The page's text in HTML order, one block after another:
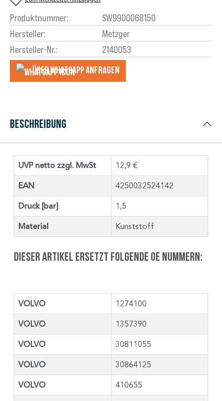
Produktnummer:
SW9900068150
Hersteller:
Metzger
Hersteller-Nr.:
2140053
Über WhatsApp anfragеn
Beschreibung
UVP netto zzgl. MwSt 12,9 €
EAN 4250032524142
Druck [bar] 1,5
Material Kunststoff
Dieser Artikel ersetzt folgende OE Nummern:
VOLVO 1274100
VOLVO 1357390
VOLVO 30811055
VOLVO 30864125
VOLVO 410655